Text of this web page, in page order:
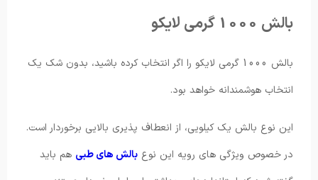
بالش 1000 گرمی لایکو
بالش 1000 گرمی لایکو را اگر انتخاب کرده باشید، بدون شک یک
انتخاب هوشمندانه خواهد بود.
این نوع بالش یک کیلویی، از انعطاف پذیری بالایی برخوردار است.
در خصوص ویژگی های رویه این نوع بالش های طبی هم باید